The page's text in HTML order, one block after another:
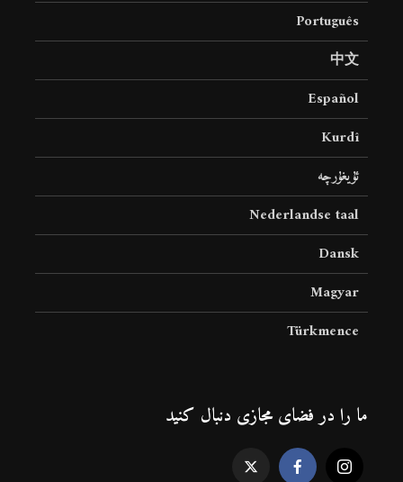
Português
中文
Español
Kurdî
ئۇيغۇرچە
Nederlandse taal
Dansk
Magyar
Türkmence
ما را در فضای مجازی دنبال کنید